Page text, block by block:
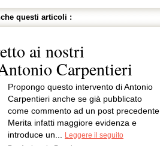
questi articoli :
ai nostri
Carpentieri
Propongo questo intervento di Antonio
Carpentieri anche se già pubblicato
come commento ad un post
Merita infatti maggiore evidenza e
introduce un...
Leggere il seguito